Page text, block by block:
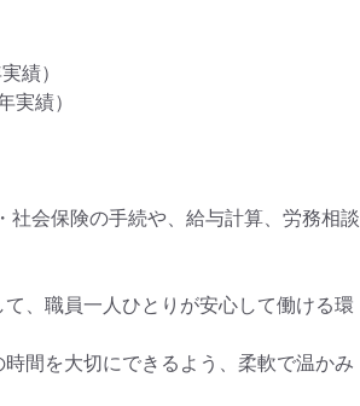
績）
績）
会保険の手続や、給与計算、労務相談
、職員一人ひとりが安心して働ける環
間を大切にできるよう、柔軟で温かみ